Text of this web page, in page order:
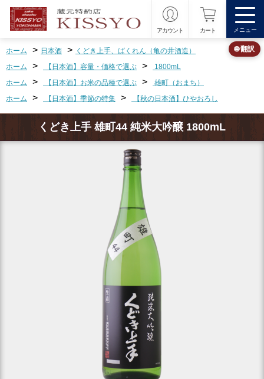
アカウント カート メニュー
ホーム > 日本酒 > くどき上手、ばくれん（亀の井酒造）
ホーム
> 【日本酒】容量・価格で選ぶ >
1800mL
ホーム
> 【日本酒】お米の品種で選ぶ >
雄町（おまち）
ホーム
> 【日本酒】季節の特集 > 【秋の日本酒】ひやおろし
くどき上手 雄町44 純米大吟醸 1800mL
🌐 翻訳